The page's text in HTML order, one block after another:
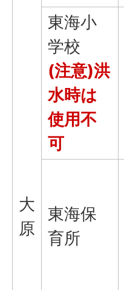
大
原
東海小
学校
(注意)洪
水時は
使用不
可
東海保
育所